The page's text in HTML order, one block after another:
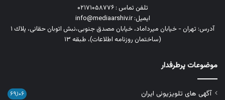
تلفن تماس : ۰۲۱۷۱۰۵۸۷۷۶
ایمیل: info@mediaarshiv.ir
آدرس: تهران - خیابان میرداماد، خیابان مصدق جنوبی،نبش اتوبان حقانی، پلاك ١
(ساختمان روزنامه اطلاعات)، طبقه ۱۳
موضوعات پرطرفدار
آگهی های تلویزیونی ایران ۶۹,۱۰۶